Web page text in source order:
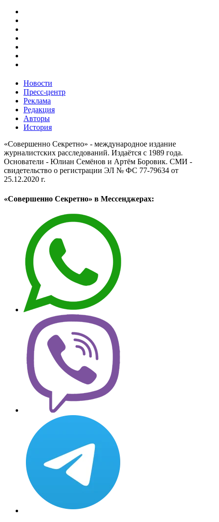
Новости
Пресс-центр
Реклама
Редакция
Авторы
История
«Совершенно Секретно» - международное издание
журналистских расследований. Издаётся с 1989 года.
Основатели - Юлиан Семёнов и Артём Боровик. CМИ -
свидетельство о регистрации ЭЛ № ФС 77-79634 от
25.12.2020 г.
«Совершенно Секретно» в Мессенджерах: